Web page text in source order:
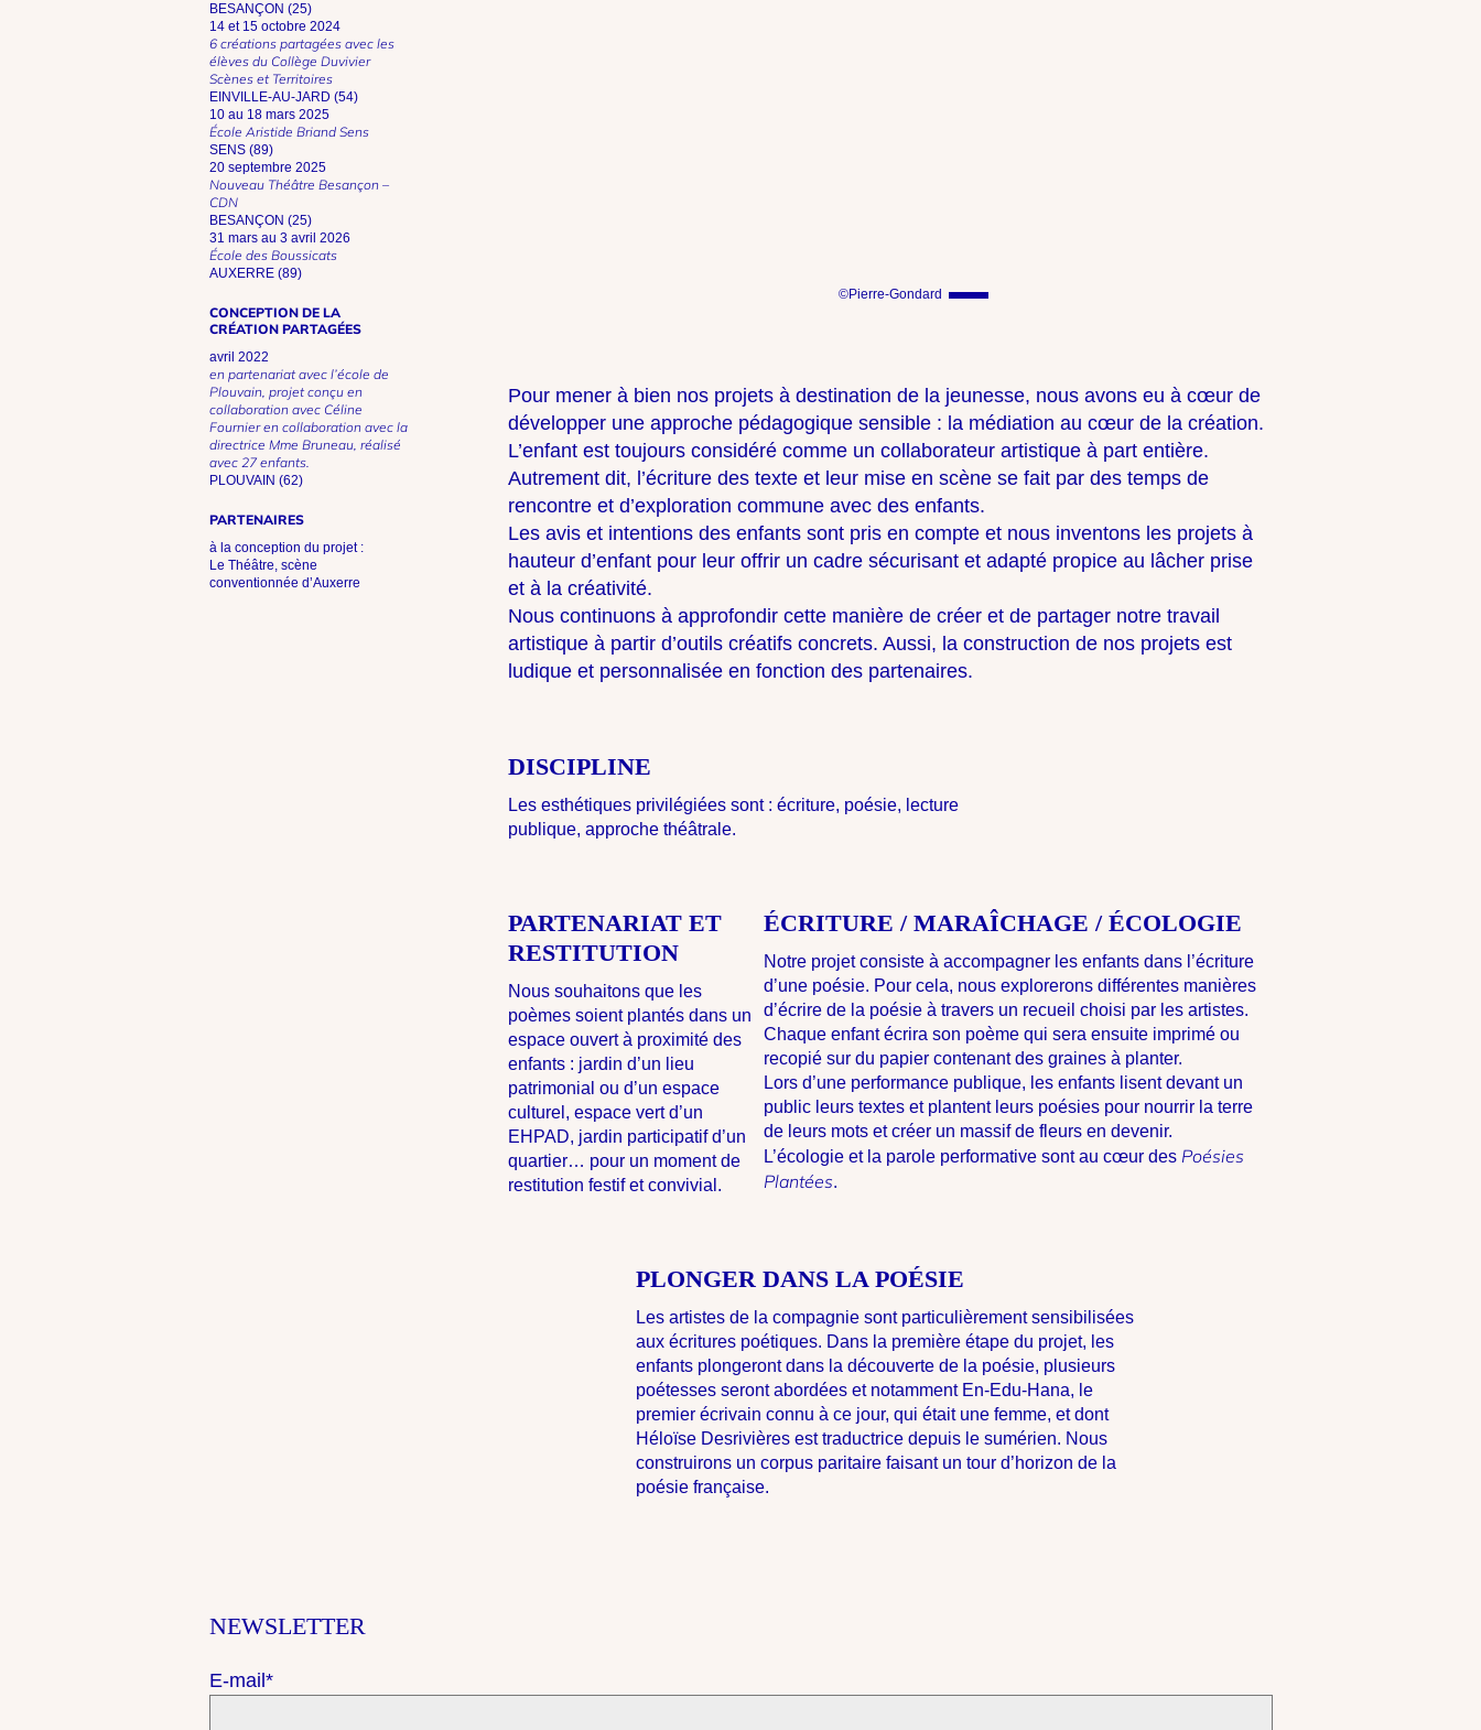
BESANÇON (25)
14 et 15 octobre 2024
6 créations partagées avec les
élèves du Collège Duvivier
Scènes et Territoires
EINVILLE-AU-JARD (54)
10 au 18 mars 2025
École Aristide Briand Sens
SENS (89)
20 septembre 2025
Nouveau Théâtre Besançon –
CDN
BESANÇON (25)
31 mars au 3 avril 2026
École des Boussicats
AUXERRE (89)
CONCEPTION DE LA
CRÉATION PARTAGÉES
avril 2022
en partenariat avec l’école de
Plouvain, projet conçu en
collaboration avec Céline
Fournier en collaboration avec la
directrice Mme Bruneau, réalisé
avec 27 enfants.
PLOUVAIN (62)
PARTENAIRES
à la conception du projet :
Le Théâtre, scène
conventionnée d’Auxerre
©Pierre-Gondard
Pour mener à bien nos projets à destination de la jeunesse, nous avons eu à cœur de
développer une approche pédagogique sensible : la médiation au cœur de la création.
L’enfant est toujours considéré comme un collaborateur artistique à part entière.
Autrement dit, l’écriture des texte et leur mise en scène se fait par des temps de
rencontre et d’exploration commune avec des enfants.
Les avis et intentions des enfants sont pris en compte et nous inventons les projets à
hauteur d’enfant pour leur offrir un cadre sécurisant et adapté propice au lâcher prise
et à la créativité.
Nous continuons à approfondir cette manière de créer et de partager notre travail
artistique à partir d’outils créatifs concrets. Aussi, la construction de nos projets est
ludique et personnalisée en fonction des partenaires.
DISCIPLINE
Les esthétiques privilégiées sont : écriture, poésie, lecture
publique, approche théâtrale.
ÉCRITURE / MARAÎCHAGE / ÉCOLOGIE
Notre projet consiste à accompagner les enfants dans l’écriture
d’une poésie. Pour cela, nous explorerons différentes manières
d’écrire de la poésie à travers un recueil choisi par les artistes.
Chaque enfant écrira son poème qui sera ensuite imprimé ou
recopié sur du papier contenant des graines à planter.
Lors d’une performance publique, les enfants lisent devant un
public leurs textes et plantent leurs poésies pour nourrir la terre
de leurs mots et créer un massif de fleurs en devenir.
L’écologie et la parole performative sont au cœur des Poésies
Plantées.
PARTENARIAT ET
RESTITUTION
Nous souhaitons que les
poèmes soient plantés dans un
espace ouvert à proximité des
enfants : jardin d’un lieu
patrimonial ou d’un espace
culturel, espace vert d’un
EHPAD, jardin participatif d’un
quartier… pour un moment de
restitution festif et convivial.
PLONGER DANS LA POÉSIE
Les artistes de la compagnie sont particulièrement sensibilisées
aux écritures poétiques. Dans la première étape du projet, les
enfants plongeront dans la découverte de la poésie, plusieurs
poétesses seront abordées et notamment En-Edu-Hana, le
premier écrivain connu à ce jour, qui était une femme, et dont
Héloïse Desrivières est traductrice depuis le sumérien. Nous
construirons un corpus paritaire faisant un tour d’horizon de la
poésie française.
NEWSLETTER
E-mail*